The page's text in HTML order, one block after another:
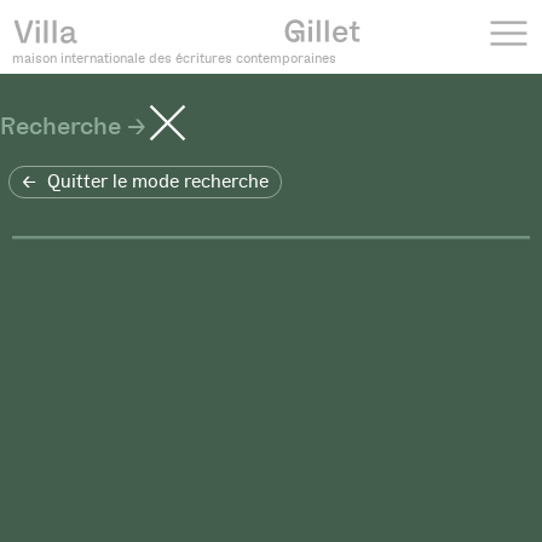
maison internationale des écritures contemporaines
Recherche
Quitter le mode recherche